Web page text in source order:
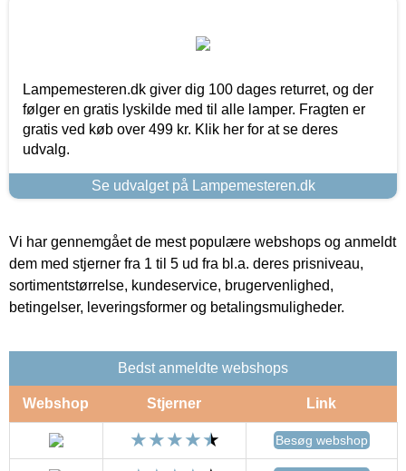
Lampemesteren.dk giver dig 100 dages returret, og der
følger en gratis lyskilde med til alle lamper. Fragten er
gratis ved køb over 499 kr. Klik her for at se deres
udvalg.
Se udvalget på Lampemesteren.dk
Vi har gennemgået de mest populære webshops og anmeldt
dem med stjerner fra 1 til 5 ud fra bl.a. deres prisniveau,
sortimentstørrelse, kundeservice, brugervenlighed,
betingelser, leveringsformer og betalingsmuligheder.
Bedst anmeldte webshops
Webshop Stjerner Link
Besøg webshop